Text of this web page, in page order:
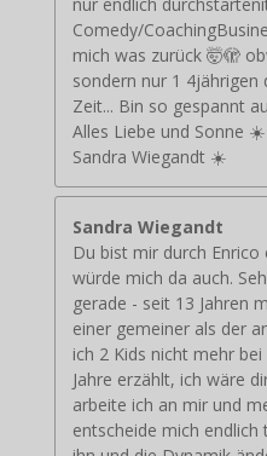
Comedy/
mich was zurück 🤯🫣
sondern nur 1 4jährigen
Zeit... Bin so gespannt
Alles Liebe und Sonne
Sandra Wiegandt ☀️
Sandra Wiegandt
Du bist mir durch
würde mich da auch.
gerade - seit 13 Jahren
einer gemeiner als der
ich 2 Kids nicht mehr
Jahre erzählt, ich wäre
arbeite ich an mir und
entscheide mich